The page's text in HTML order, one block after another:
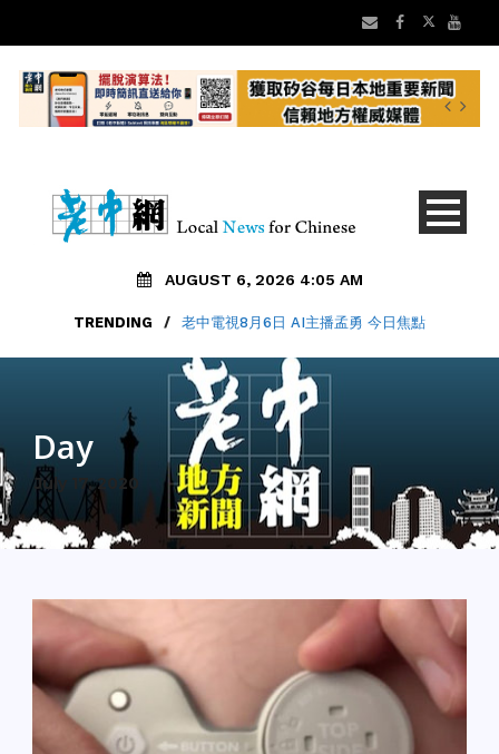
AUGUST 6, 2026 4:05 AM
TRENDING / 老中電視8月6日 AI主播孟勇 今日焦點
Day
July 17, 2020